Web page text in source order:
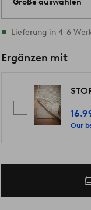
Größe auswählen
2 Größen vorrätig
Lieferung in 4-6
Ergänzen mit
Our